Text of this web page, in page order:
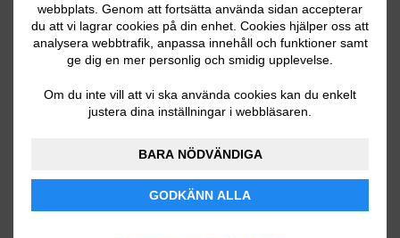
webbplats. Genom att fortsätta använda sidan accepterar
du att vi lagrar cookies på din enhet. Cookies hjälper oss att
analysera webbtrafik, anpassa innehåll och funktioner samt
ge dig en mer personlig och smidig upplevelse.
Om du inte vill att vi ska använda cookies kan du enkelt
justera dina inställningar i webbläsaren.
BARA NÖDVÄNDIGA
GODKÄNN ALLA
Ditt telefonnummer
mina personuppgifter enligtanvändarvillkoren